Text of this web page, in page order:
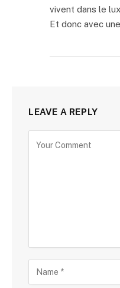
vivent dans le
Et donc avec
LEAVE A REPLY